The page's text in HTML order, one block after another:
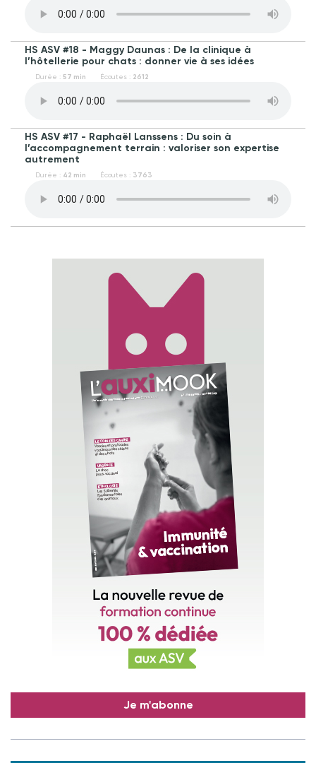
HS ASV #18 - Maggy Daunas : De la clinique à
l’hôtellerie pour chats : donner vie à ses idées
Durée : 57 min Écoutes : 2612
HS ASV #17 - Raphaël Lanssens : Du soin à
l’accompagnement terrain : valoriser son expertise
autrement
Durée : 42 min Écoutes : 3763
Je m'abonne